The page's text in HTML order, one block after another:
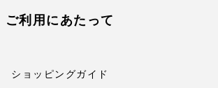
ご利用にあたって
ショッピングガイド